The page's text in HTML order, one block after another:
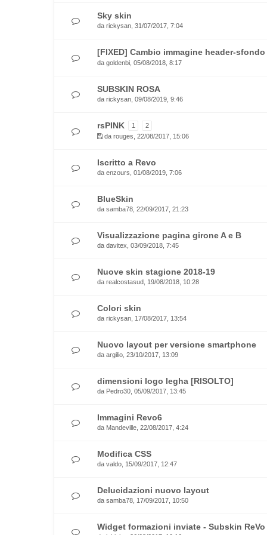
Sky skin
da rickysan , 31/07/2017, 7:04
[FIXED] Cambio immagine header-sfondo
da goldenbi , 05/08/2018, 8:17
SUBSKIN ROSA
da rickysan , 09/08/2019, 9:46
rsPINK 1
2
da rouges , 22/08/2017, 15:06
Iscritto a Revo
da enzours , 01/08/2019, 7:06
BlueSkin
da samba78 , 22/09/2017, 21:23
Visualizzazione pagina girone A e B
da davitex , 03/09/2018, 7:45
Nuove skin stagione 2018-19
da realcostasud , 19/08/2018, 10:28
Colori skin
da rickysan , 17/08/2017, 13:54
Nuovo layout per versione smartphone
da argilio , 23/10/2017, 13:09
dimensioni logo legha [RISOLTO]
da Pedro30 , 05/09/2017, 13:45
Immagini Revo6
da Mandeville , 22/08/2017, 4:24
Modifica CSS
da valdo , 15/09/2017, 12:47
Delucidazioni nuovo layout
da samba78 , 17/09/2017, 10:50
Widget formazioni inviate - Subskin ReVo